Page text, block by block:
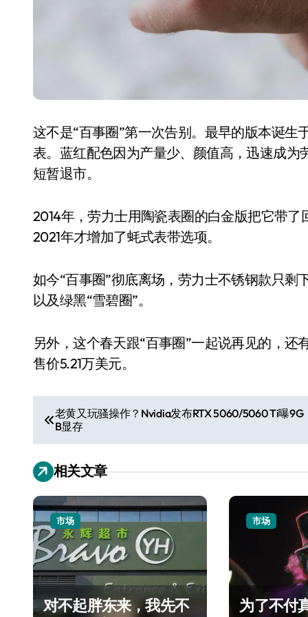
这不是“百事圈”第一次告别。最早的版本诞生
表。蓝红配色因为产量少、颜值高，迅速成
短暂退市。
2014年，劳力士用陶瓷表圈的白金版把它带
2021年才增加了蚝式表带选项。
如今“百事圈”彻底离场，劳力士不锈钢款只
以及绿黑“雪碧圈”。
另外，这个春天跟“百事圈”一起说再见的，
售价5.21万美元。
文
章
导
航
老黄又玩骚操作？Nvidia发布RTX 5060/5060 Ti曝9G
B显存
相关文章
市场
对不起胖东来，我先不
市场
为了不付